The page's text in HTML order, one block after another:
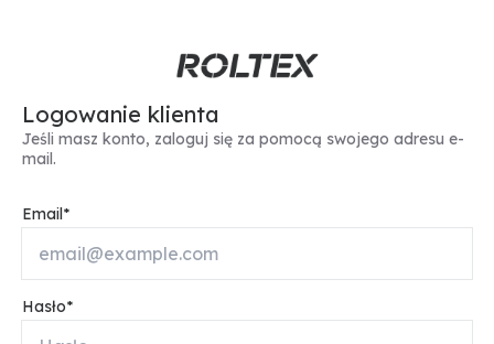
Logowanie klienta
Jeśli masz konto, zaloguj się za pomocą swojego adresu e-
mail.
Email
Hasło